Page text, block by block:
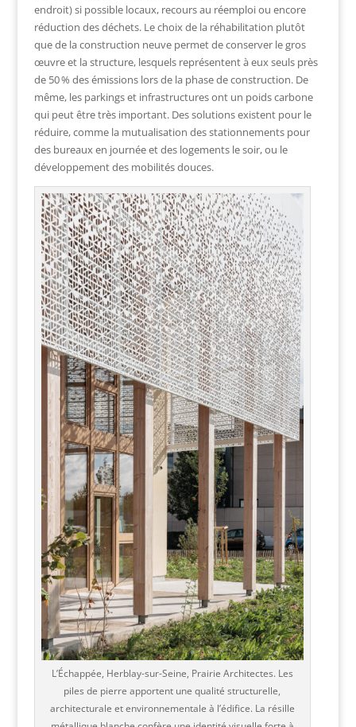
endroit) si possible locaux, recours au réemploi ou encore
réduction des déchets. Le choix de la réhabilitation plutôt
que de la construction neuve permet de conserver le gros
œuvre et la structure, lesquels représentent à eux seuls près
de 50 % des émissions lors de la phase de construction. De
même, les parkings et infrastructures ont un poids carbone
qui peut être très important. Des solutions existent pour le
réduire, comme la mutualisation des stationnements pour
des bureaux en journée et des logements le soir, ou le
développement des mobilités douces.
L’Échappée, Herblay-sur-Seine, Prairie Architectes. Les
piles de pierre apportent une qualité structurelle,
architecturale et environnementale à l’édifice. La résille